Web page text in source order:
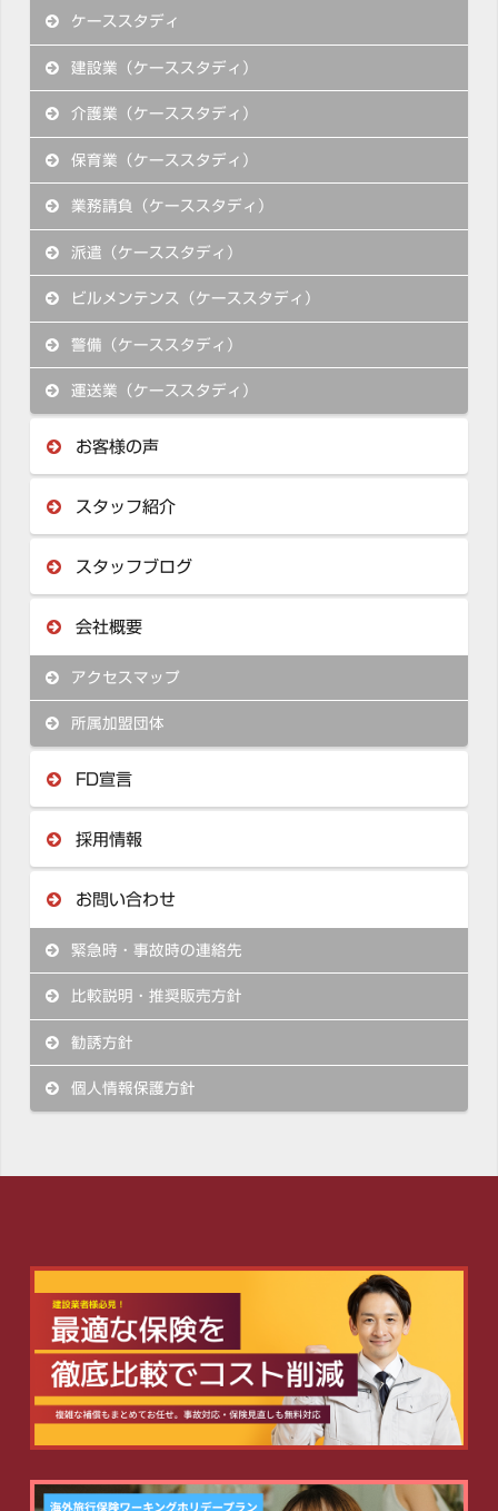
ケーススタディ
建設業（ケーススタディ）
介護業（ケーススタディ）
保育業（ケーススタディ）
業務請負（ケーススタディ）
派遣（ケーススタディ）
ビルメンテンス（ケーススタディ）
警備（ケーススタディ）
運送業（ケーススタディ）
お客様の声
スタッフ紹介
スタッフブログ
会社概要
アクセスマップ
所属加盟団体
FD宣言
採用情報
お問い合わせ
緊急時・事故時の連絡先
比較説明・推奨販売方針
勧誘方針
個人情報保護方針